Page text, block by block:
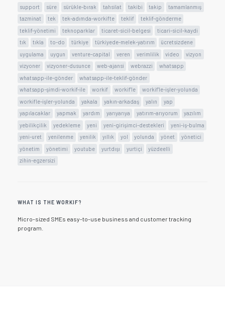
support
süre sürükle-bırak tahsilat takibi takip
tamamlanmış
tazminat
tek tek-adımda-workifte teklif
teklif-gönderme
teklif-yönetimi
teknoparklar ticaret-sicil-belgesi
ticari-sicil-kaydi
tık
tıkla to-do türkiye türkiyede-melek-yatırım
ücretsizdene
uygulama
uygun venture-capital veren verimlilik video
vizyon
vizyoner
vizyoner-dusunce web-ajansi webrazzi
whatsapp
whatsapp-ile-gönder
whatsapp-ile-teklif-gönder
whatsapp-şimdi-workif-ile
workif workif'le
workif'le-işler-yolunda
workifle-işler-yolunda
yakala yakın-arkadaş yalın
yap
yapılacaklar
yapmak yardım yarıyarıya yatırım-arıyorum
yazılım
yebilikçilik
yedekleme yeni yeni-girişimci-destekleri
yeni-iş-bulma
yeni-uret
yenilenme yenilik yıllık yol yolunda yönet
yönetici
yönetim
yönetimi youtube yurtdışı yurtiçi
yüzdeelli
zihin-egzersizi
WHAT IS THE WORKIF?
Micro-sized SMEs easy-to-use business and customer tracking
program.